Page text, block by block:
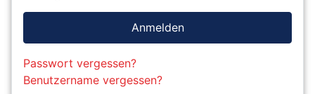
Anmelden
Passwort vergessen?
Benutzername vergessen?